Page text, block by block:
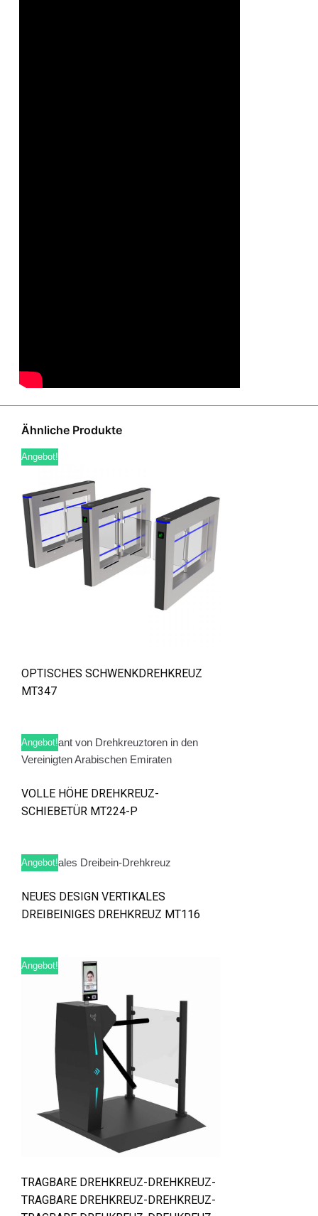
Ähnliche Produkte
Angebot!
OPTISCHES SCHWENKDREHKREUZ
MT347
Angebot!
VOLLE HÖHE DREHKREUZ-
SCHIEBETÜR MT224-P
Angebot!
NEUES DESIGN VERTIKALES
DREIBEINIGES DREHKREUZ MT116
Angebot!
TRAGBARE DREHKREUZ-DREHKREUZ-
TRAGBARE DREHKREUZ-DREHKREUZ-